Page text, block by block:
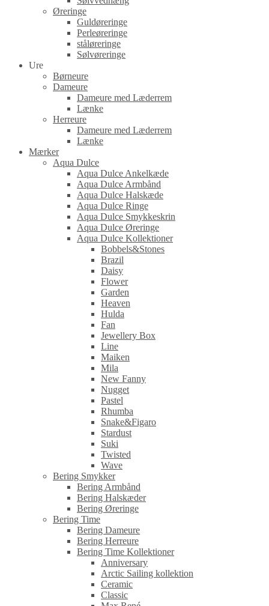
Øreringe
Guldøreringe
Perleøreringe
ståløreringe
Sølvøreringe
Ure
Børneure
Dameure
Dameure med Læderrem
Lænke
Herreure
Dameure med Læderrem
Lænke
Mærker
Aqua Dulce
Aqua Dulce Ankelkæde
Aqua Dulce Armbånd
Aqua Dulce Halskæde
Aqua Dulce Ringe
Aqua Dulce Smykkeskrin
Aqua Dulce Øreringe
Aqua Dulce Kollektioner
Bobbels&Stones
Brazil
Daisy
Flower
Garden
Heaven
Hulda
Fan
Jewellery Box
Line
Maiken
Mila
New Fanny
Nugget
Pastel
Rhumba
Snake&Figaro
Stardust
Suki
Twisted
Wave
Bering Smykker
Bering Armbånd
Bering Halskæder
Bering Øreringe
Bering Time
Bering Dameure
Bering Herreure
Bering Time Kollektioner
Anniversary
Arctic Sailing kollektion
Ceramic
Classic